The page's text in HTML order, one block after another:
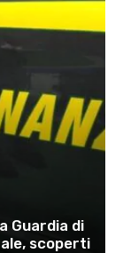
Guardia di
scoperti